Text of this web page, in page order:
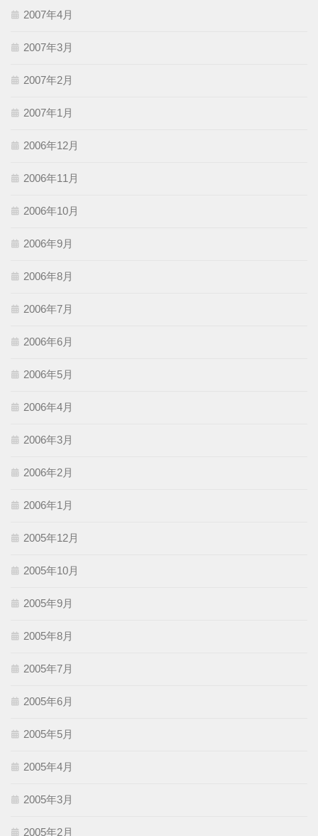
2007年4月
2007年3月
2007年2月
2007年1月
2006年12月
2006年11月
2006年10月
2006年9月
2006年8月
2006年7月
2006年6月
2006年5月
2006年4月
2006年3月
2006年2月
2006年1月
2005年12月
2005年10月
2005年9月
2005年8月
2005年7月
2005年6月
2005年5月
2005年4月
2005年3月
2005年2月